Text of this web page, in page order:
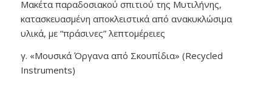
Μακέτα παραδοσιακού σπιτιού της Μυτιλήνης,
κατασκευασμένη αποκλειστικά από ανακυκλώσιμα
υλικά, με “πράσινες” λεπτομέρειες
γ. «Μουσικά Όργανα από Σκουπίδια» (Recycled
Instruments)